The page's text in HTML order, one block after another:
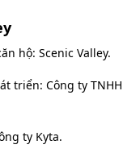
hộ: Scenic Valley.
triển: Công ty
ty Kyta.